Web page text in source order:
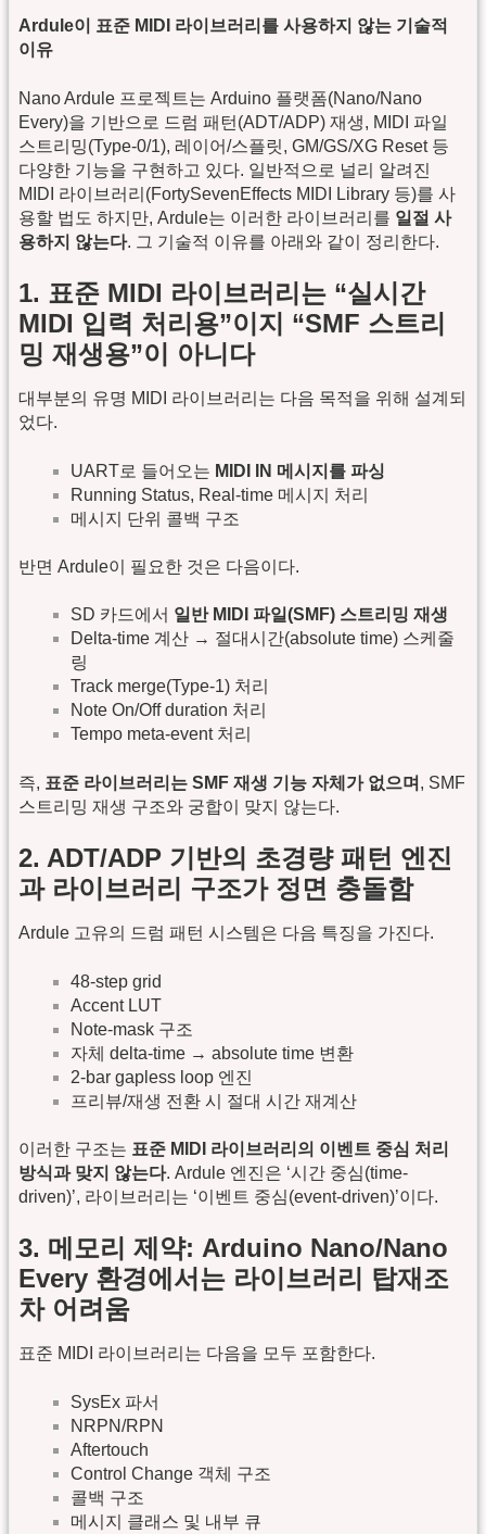
Ardule이 표준 MIDI 라이브러리를 사용하지 않는 기술적
이유
Nano Ardule 프로젝트는 Arduino 플랫폼(Nano/Nano
Every)을 기반으로 드럼 패턴(ADT/ADP) 재생, MIDI 파일
스트리밍(Type-0/1), 레이어/스플릿, GM/GS/XG Reset 등
다양한 기능을 구현하고 있다. 일반적으로 널리 알려진
MIDI 라이브러리(FortySevenEffects MIDI Library 등)를 사
용할 법도 하지만, Ardule는 이러한 라이브러리를 일절 사
용하지 않는다. 그 기술적 이유를 아래와 같이 정리한다.
1. 표준 MIDI 라이브러리는 “실시간
MIDI 입력 처리용”이지 “SMF 스트리
밍 재생용”이 아니다
대부분의 유명 MIDI 라이브러리는 다음 목적을 위해 설계되
었다.
UART로 들어오는 MIDI IN 메시지를 파싱
Running Status, Real-time 메시지 처리
메시지 단위 콜백 구조
반면 Ardule이 필요한 것은 다음이다.
SD 카드에서 일반 MIDI 파일(SMF) 스트리밍 재생
Delta-time 계산 → 절대시간(absolute time) 스케줄
링
Track merge(Type-1) 처리
Note On/Off duration 처리
Tempo meta-event 처리
즉, 표준 라이브러리는 SMF 재생 기능 자체가 없으며 , SMF
스트리밍 재생 구조와 궁합이 맞지 않는다.
2. ADT/ADP 기반의 초경량 패턴 엔진
과 라이브러리 구조가 정면 충돌함
Ardule 고유의 드럼 패턴 시스템은 다음 특징을 가진다.
48-step grid
Accent LUT
Note-mask 구조
자체 delta-time → absolute time 변환
2-bar gapless loop 엔진
프리뷰/재생 전환 시 절대 시간 재계산
이러한 구조는 표준 MIDI 라이브러리의 이벤트 중심 처리
방식과 맞지 않는다. Ardule 엔진은 ‘시간 중심(time-
driven)’, 라이브러리는 ‘이벤트 중심(event-driven)’이다.
3. 메모리 제약: Arduino Nano/Nano
Every 환경에서는 라이브러리 탑재조
차 어려움
표준 MIDI 라이브러리는 다음을 모두 포함한다.
SysEx 파서
NRPN/RPN
Aftertouch
Control Change 객체 구조
콜백 구조
메시지 클래스 및 내부 큐